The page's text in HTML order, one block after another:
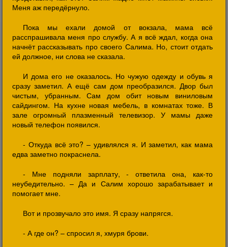
Меня аж передёрнуло.
Пока мы ехали домой от вокзала, мама всё
расспрашивала меня про службу. А я всё ждал, когда она
начнёт рассказывать про своего Салима. Но, стоит отдать
ей должное, ни слова не сказала.
И дома его не оказалось. Но чужую одежду и обувь я
сразу заметил. А ещё сам дом преобразился. Двор был
чистым, убранным. Сам дом обит новым виниловым
сайдингом. На кухне новая мебель, в комнатах тоже. В
зале огромный плазменный телевизор. У мамы даже
новый телефон появился.
- Откуда всё это? – удивлялся я. И заметил, как мама
едва заметно покраснела.
- Мне подняли зарплату, - ответила она, как-то
неубедительно. – Да и Салим хорошо зарабатывает и
помогает мне.
Вот и прозвучало это имя. Я сразу напрягся.
- А где он? – спросил я, хмуря брови.